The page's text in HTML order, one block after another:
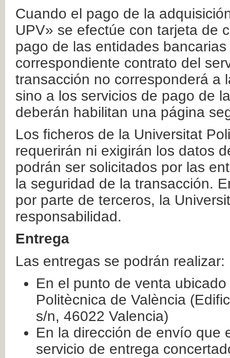
Cuando el pago de la
UPV» se efectúe con tarjeta de
pago de las entidades
correspondiente contrato del
transacción no corresponderá a
sino a los servicios de pago de
deberán habilitan una página
Los ficheros de la Universitat
requerirán ni exigirán los datos
podrán ser solicitados por las
la seguridad de la transacción.
por parte de terceros, la
responsabilidad.
Entrega
Las entregas se podrán realizar:
En el punto de venta
Politècnica de València
s/n, 46022 Valencia)
En la dirección de envío que
servicio de entrega